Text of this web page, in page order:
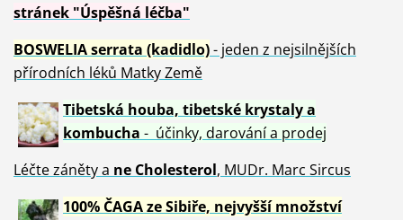
stránek "Úspěšná léčba"
BOSWELIA serrata (kadidlo)- jeden z nejsilnějších
přírodních léků Matky Země
Tibetská houba, tibetské krystalya
kombucha - účinky, darování a prodej
Léčte záněty a ne Cholesterol, MUDr. Marc Sircus
100% ČAGA ze Sibiře, nejvyšší množství